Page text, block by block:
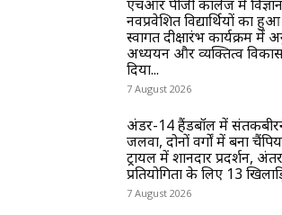
एचआर पीजी कॉलेज में
नवप्रवेशित विद्यार्थियों का
स्वागत दीक्षारंभ कार्यक्रम में
अध्ययन और व्यक्तित्व
दिया...
7 August 2026
अंडर-14 हैंडबॉल में
जलवा, दोनों वर्गों में बना
ट्रायल में शानदार प्रदर्शन,
प्रतियोगिता के लिए 13
7 August 2026